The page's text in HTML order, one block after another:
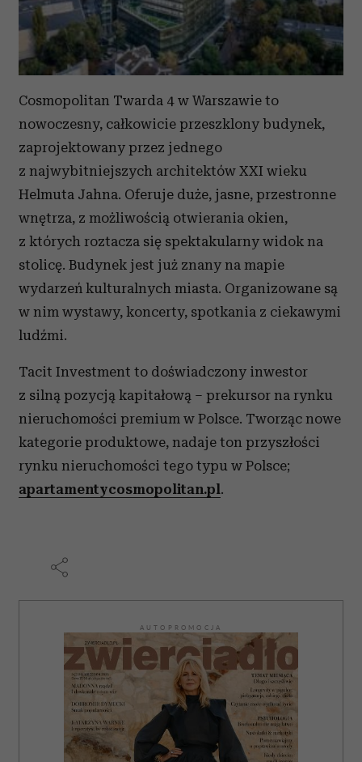
analizować ruch w naszej witrynie. Informacje o tym, jak
korzystasz z naszej witryny, udostępniamy partnerom
społecznościowym, reklamowym i analitycznym.
Partnerzy mogą połączyć te informacje z innymi danymi
korzystania z ich usług.
Cosmopolitan Twarda 4 w Warszawie to
nowoczesny, całkowicie przeszklony budynek,
zaprojektowany przez jednego
z najwybitniejszych architektów XXI wieku
Helmuta Jahna. Oferuje duże, jasne, przestronne
wnętrza, z możliwością otwierania okien,
z których roztacza się spektakularny widok na
stolicę. Budynek jest już znany na mapie
wydarzeń kulturalnych miasta. Organizowane są
w nim wystawy, koncerty, spotkania z ciekawymi
ludźmi.
Tacit Investment to doświadczony inwestor
z silną pozycją kapitałową – prekursor na rynku
nieruchomości premium w Polsce. Tworząc nowe
kategorie produktowe, nadaje ton przyszłości
rynku nieruchomości tego typu w Polsce;
apartamentycosmopolitan.pl.
AUTOPROMOCJA